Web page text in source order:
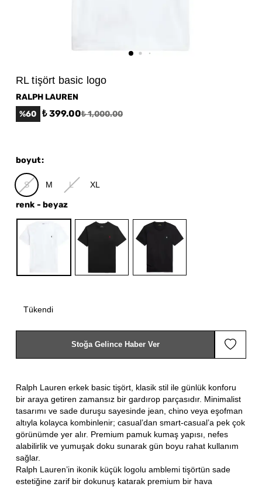
RL tişört basic logo
RALPH LAUREN
%60 ₺ 399.00₺ 1,000.00
Ralph Lauren erkek basic tişört, klasik stil ile günlük konforu
bir araya getiren zamansız bir gardırop parçasıdır. Minimalist
tasarımı ve sade duruşu sayesinde jean, chino veya eşofman
altıyla kolayca kombinlenir; casual’dan smart-casual’a pek çok
görünümde yer alır. Premium pamuk kumaş yapısı, nefes
alabilirlik ve yumuşak doku sunarak gün boyu rahat kullanım
sağlar.
Ralph Lauren’in ikonik küçük logolu amblemi tişörtün sade
estetiğine zarif bir dokunuş katarak premium bir hava
boyut:
S M L XL
renk- beyaz
Tükendi
Stoğa Gelince Haber Ver